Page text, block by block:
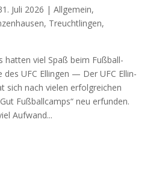
Juli 2026 | Allgemein,
, Treuchtlingen,
hat­ten viel Spaß beim Fuß­ball-
des UFC Ellin­gen — Der UFC Ellin­
sich nach vie­len erfolg­rei­chen
Fuß­ball­camps“ neu erfun­den.
Auf­wand...